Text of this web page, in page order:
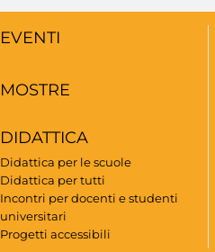
EVENTI
MOSTRE
DIDATTICA
Didattica per le scuole
Didattica per tutti
Incontri per docenti e studenti
universitari
Progetti accessibili